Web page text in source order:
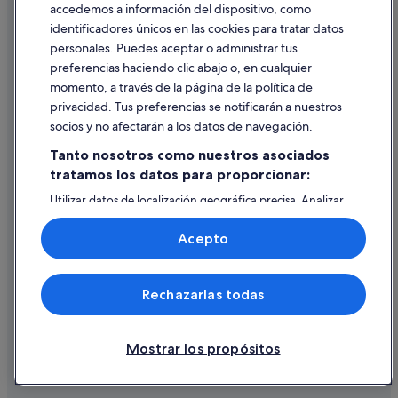
Hoteles con casino en Rojales
Complejos turísticos en Quesada
Ayuda
Cancelar un vuelo
Cancelar una reserva de hotel o de un alquiler vacacional
Utilizar un cupón de Expedia
Documentos para viajes internacionales
© 2026 Expedia, Inc., una empresa de Expedia Group. Todos los
derechos reservados. Expedia y el logotipo de Expedia son marcas
comerciales o marcas comerciales registradas de Expedia, Inc.
accedemos a información del dispositivo, como
identificadores únicos en las cookies para tratar datos
personales. Puedes aceptar o administrar tus
preferencias haciendo clic abajo o, en cualquier
momento, a través de la página de la política de
privacidad. Tus preferencias se notificarán a nuestros
socios y no afectarán a los datos de navegación.
Tanto nosotros como nuestros asociados
tratamos los datos para proporcionar:
Utilizar datos de localización geográfica precisa. Analizar
activamente las características del dispositivo para su
identificación. Almacenar la información en un dispositivo
y/o acceder a ella. Publicidad y contenido personalizados,
medición de publicidad y contenido, investigación de
audiencia y desarrollo de servicios.
Lista de asociados (proveedores)
Mostrar los propósitos
Rechazarlas todas
Acepto